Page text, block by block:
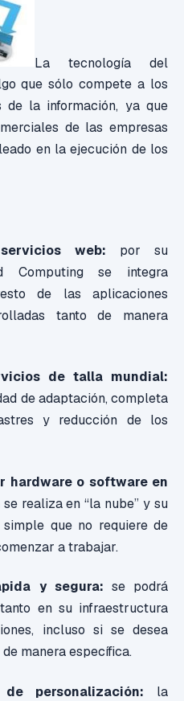
La tecnología del
que sólo compete a los
de la información, ya que
de las empresas
en la ejecución de los
web: por su
Computing se integra
de las aplicaciones
tanto de manera
de talla mundial:
de adaptación, completa
y reducción de los
hardware o software en
realiza en “la nube” y su
que no requiere de
a trabajar.
y segura: se podrá
en su infraestructura
incluso si se desea
manera específica.
personalización: la